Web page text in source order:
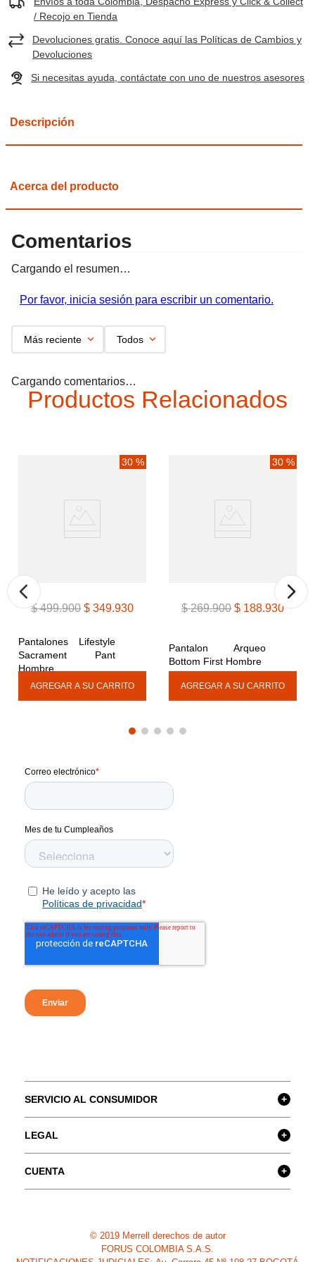
/ Recojo en Tienda
Devoluciones gratis. Conoce aquí las Políticas de Cambios y
Devoluciones
Si necesitas ayuda, contáctate con uno de nuestros asesores
Descripción
Acerca del producto
Comentarios
Cargando el resumen…
Por favor, inicia sesión para escribir un comentario.
Más reciente Todos
Cargando comentarios…
Productos Relacionados
30 %
$ 499.900 $ 349.930
Pantalones Lifestyle
Sacrament Pant
Hombre
30 %
$ 269.900 $ 188.930
Pantalon Arqueo
Bottom First Hombre
SERVICIO AL CONSUMIDOR +
LEGAL +
CUENTA +
© 2019 Merrell derechos de autor
FORUS COLOMBIA S.A.S.